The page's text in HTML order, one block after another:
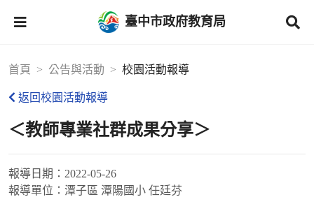
臺中市政府教育局
首頁 公告與活動 校園活動報導
返回校園活動報導
＜教師專業社群成果分享＞
報導日期： 2022-05-26
報導單位： 潭子區 潭陽國小 任廷芬